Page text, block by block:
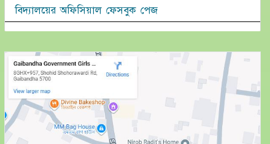
বিদ্যালয়ের অফিসিয়াল ফেসবুক পেজ